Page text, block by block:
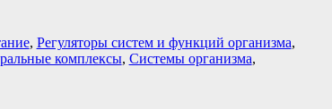
, Регуляторы систем и функций организма,
комплексы, Системы организма,